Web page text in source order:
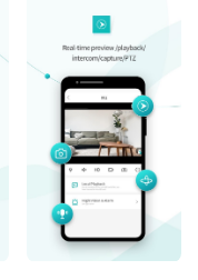
intelligent devices
device .